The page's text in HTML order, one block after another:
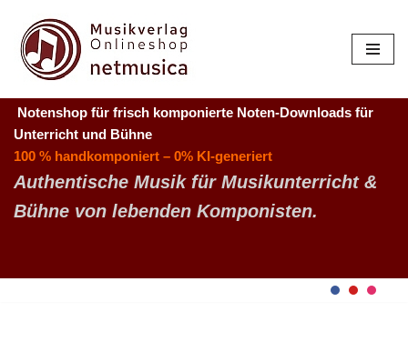
Zum
Inhalt
Notenshop für frisch komponierte Noten-Downloads für
Unterricht und Bühne
100 % handkomponiert – 0% KI-generiert
Authentische Musik für Musikunterricht &
Bühne von lebenden Komponisten.